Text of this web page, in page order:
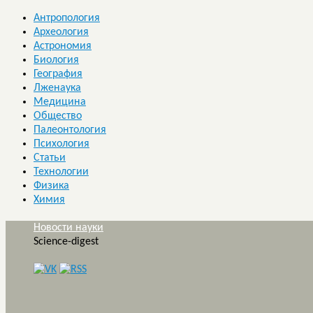
Антропология
Археология
Астрономия
Биология
География
Лженаука
Медицина
Общество
Палеонтология
Психология
Статьи
Технологии
Физика
Химия
Новости науки
Science-digest